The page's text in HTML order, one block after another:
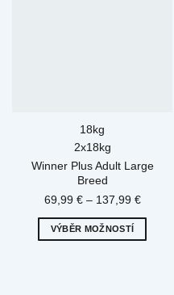
18kg
2x18kg
Winner Plus Adult Large
Breed
69,99 € – 137,99 €Rozpětí
cen:
VÝBĚR MOŽNOSTÍ